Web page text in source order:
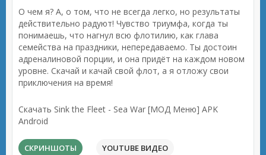
О чем я? А, о том, что не всегда легко, но результаты
действительно радуют! Чувство триумфа, когда ты
понимаешь, что нагнул всю флотилию, как глава
семейства на праздники, непередаваемо. Ты достоин
адреналиновой порции, и она придёт на каждом новом
уровне. Скачай и качай свой флот, а я отложу свои
приключения на время!
Скачать Sink the Fleet - Sea War [МОД Меню] APK
Android
СКРИНШОТЫ YOUTUBE ВИДЕО